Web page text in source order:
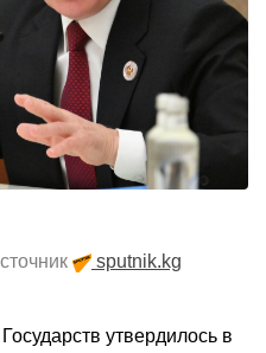
sputnik.kg
утвердилось в